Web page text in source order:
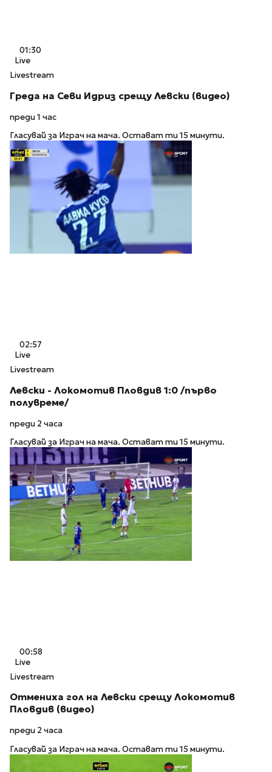
01:30
Live
Livestream
Греда на Севи Идриз срещу Левски (видео)
преди 1 час
Гласувай за Играч на мача. Остават ти 15 минути.
02:57
Live
Livestream
Левски - Локомотив Пловдив 1:0 /първо
полувреме/
преди 2 часа
Гласувай за Играч на мача. Остават ти 15 минути.
00:58
Live
Livestream
Отмениха гол на Левски срещу Локомотив
Пловдив (видео)
преди 2 часа
Гласувай за Играч на мача. Остават ти 15 минути.